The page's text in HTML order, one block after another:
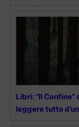
Libri: “Il
leggere tutto